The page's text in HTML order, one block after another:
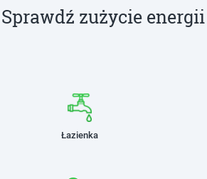
Sprawdź zużycie
Łazienka